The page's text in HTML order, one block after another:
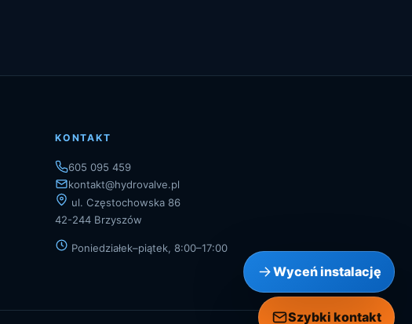
KONTAKT
605 095 459
kontakt@hydrovalve.pl
ul. Częstochowska 86
42-244 Brzyszów
Poniedziałek–piątek, 8:00–17:00
Wyceń instalację
Szybki kontakt